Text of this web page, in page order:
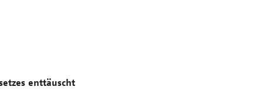
enttäuscht